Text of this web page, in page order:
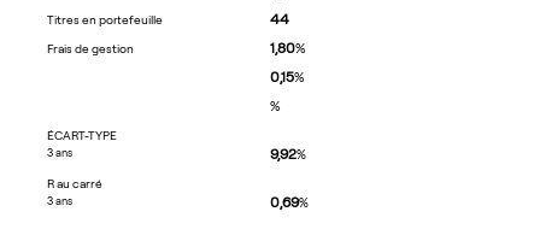
titres en portefeuille 44
frais de gestion 1,80%
0,15%
%
ÉCART-TYPE
3 ans 9,92%
R au carré
3 ans 0,69%